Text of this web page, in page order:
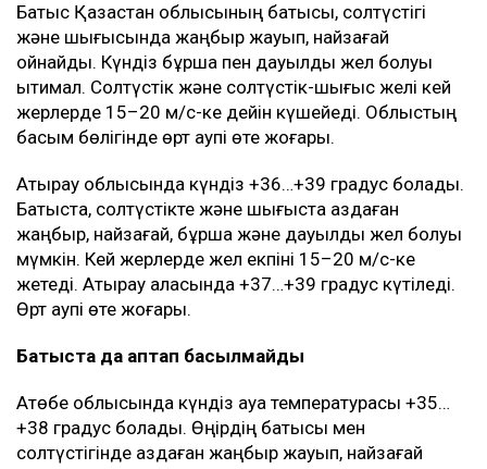
Батыс Қазақстан облысының батысы, солтүстігі
және шығысында жаңбыр жауып, найзағай
ойнайды. Күндіз бұршақ пен дауылды жел болуы
ықтимал. Солтүстік және солтүстік-шығыс желі кей
жерлерде 15–20 м/с-ке дейін күшейеді. Облыстың
басым бөлігінде өрт қаупі өте жоғары.
Атырау облысында күндіз +36…+39 градус болады.
Батыста, солтүстікте және шығыста аздаған
жаңбыр, найзағай, бұршақ және дауылды жел болуы
мүмкін. Кей жерлерде жел екпіні 15–20 м/с-ке
жетеді. Атырау қаласында +37…+39 градус күтіледі.
Өрт қаупі өте жоғары.
Батыста да аптап басылмайды
Ақтөбе облысында күндіз ауа температурасы +35…
+38 градус болады. Өңірдің батысы мен
солтүстігінде аздаған жаңбыр жауып, найзағай